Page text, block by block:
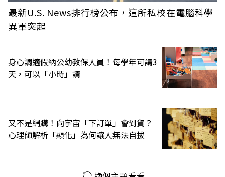
最新U.S. News排行榜公布，這所私校在電腦科學
異軍突起
身心調適假納公幼教保人員！每學年可請3
天，可以「小時」請
又不是網購！向宇宙「下訂單」會到貨？
心理師解析「顯化」為何讓人無法自拔